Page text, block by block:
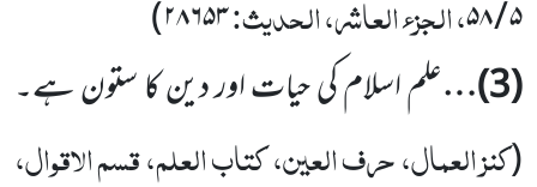
۵/۵۸، الجزء العاشر، الحدیث:۲۸۶۵۳)
(
3
)…علم اسلام کی حیات اور دین کا ستون ہے۔
(کنز العمال، حرف العین، کتاب العلم، قسم الاقوال،